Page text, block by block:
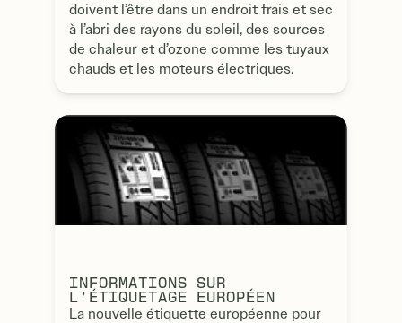
doivent l’être dans un endroit frais et sec
à l’abri des rayons du soleil, des sources
de chaleur et d’ozone comme les tuyaux
chauds et les moteurs électriques.
INFORMATIONS SUR
L’ÉTIQUETAGE EUROPÉEN
La nouvelle étiquette européenne pour